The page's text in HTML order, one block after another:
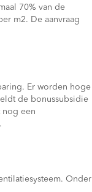
70% van de
m2. De aanvraag
Er worden hoge
de bonussubsidie
nog een
Onder